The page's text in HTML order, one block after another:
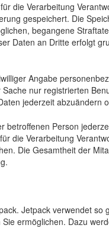
die Verarbeitung
gespeichert. Die
begangene
Daten an Dritte erfolgt
Angabe
nur registrierten
jederzeit
betroffenen Person
die Verarbeitung
Die Gesamtheit der
Jetpack verwendet
ermöglichen. Dazu